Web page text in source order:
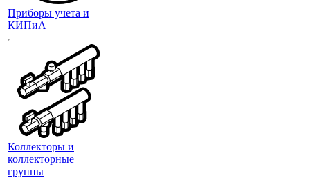
Приборы учета и
КИПиА
Коллекторы и
коллекторные
группы